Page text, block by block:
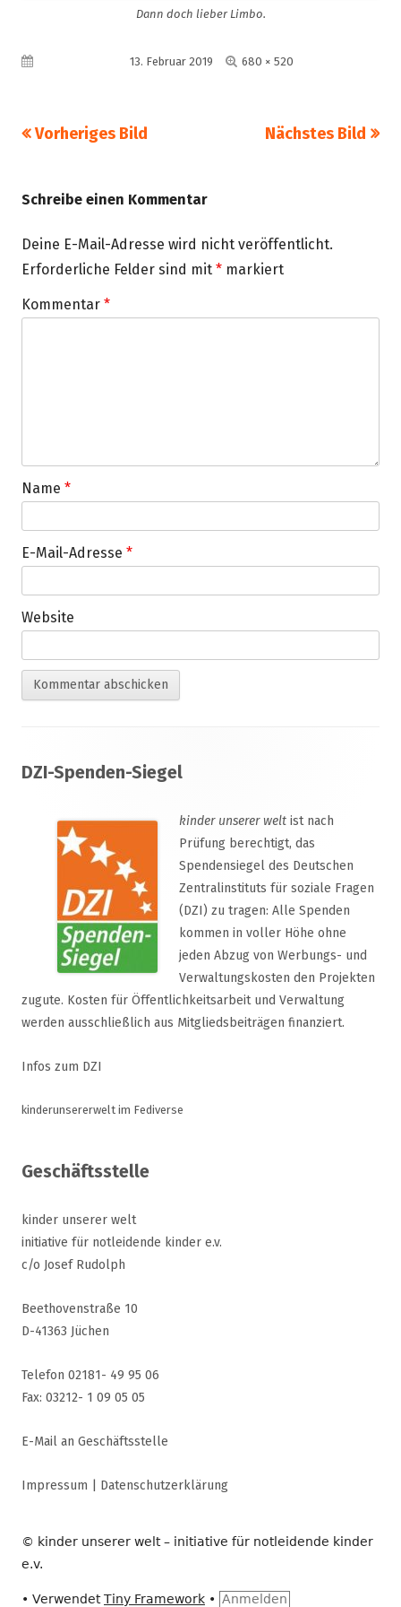
Dann doch lieber Limbo.
Veröffentlicht am13. Februar 2019 Volle
680 × 520
Vorheriges Bild Nächstes Bild
Schreibe einen Kommentar
Deine E-Mail-Adresse wird nicht veröffentlicht.
Erforderliche Felder sind mit * markiert
Kommentar *
Name *
E-Mail-Adresse *
Website
Inhalt
DZI-Spenden-Siegel
kinder unserer welt ist nach
Prüfung berechtigt, das
Spendensiegel des Deutschen
Zentralinstituts für soziale Fragen
(DZI) zu tragen: Alle Spenden
kommen in voller Höhe ohne
jeden Abzug von Werbungs- und
Verwaltungskosten den Projekten
zugute. Kosten für Öffentlichkeitsarbeit und Verwaltung
werden ausschließlich aus Mitgliedsbeiträgen finanziert.
Infos zum DZI
kinderunsererwelt im Fediverse
Geschäftsstelle
kinder unserer welt
initiative für notleidende kinder e.v.
c/o Josef Rudolph
Beethovenstraße 10
D-41363 Jüchen
Telefon 02181- 49 95 06
Fax: 03212- 1 09 05 05
E-Mail an Geschäftsstelle
Impressum Datenschutzerklärung
© kinder unserer welt – initiative für notleidende kinder
e.v.
• VerwendetTiny Framework • Anmelden